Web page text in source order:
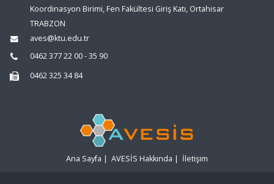
Koordinasyon Birimi, Fen Fakültesi Giriş Katı, Ortahisar
TRABZON
aves@ktu.edu.tr
0462 377 22 00 - 35 90
0462 325 34 84
Ana Sayfa | AVESİS Hakkında | İletişim